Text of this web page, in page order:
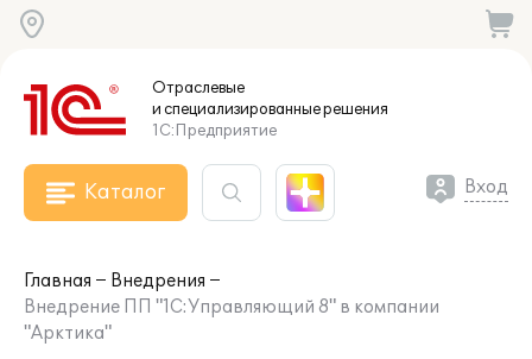
Отраслевые
и специализированныерешения
1С:Предприятие
Каталог Вход
Главная
Внедрения
Внедрение ПП "1С:Управляющий 8" в компании
"Арктика"